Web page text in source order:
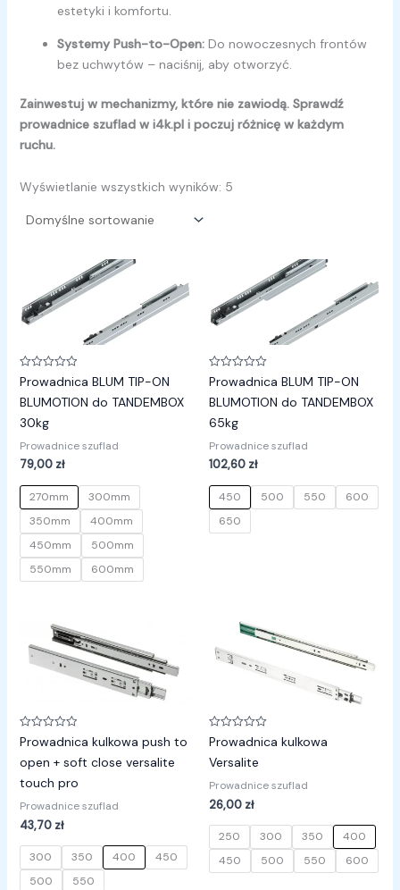
estetyki i komfortu.
Systemy Push-to-Open:Do nowoczesnych frontów
bez uchwytów – naciśnij, aby otworzyć.
Zainwestuj w mechanizmy, które nie zawiodą. Sprawdź
prowadnice szuflad w i4k.pl i poczuj różnicę w każdym
ruchu.
Wyświetlanie wszystkich wyników: 5
Oceniono
0
na
5
Prowadnica BLUM TIP-ON
BLUMOTION do TANDEMBOX
30kg
Prowadnice szuflad
79,00 zł
270mm
300mm
350mm
400mm
450mm
500mm
550mm
600mm
Oceniono
0
na
5
Prowadnica BLUM TIP-ON
BLUMOTION do TANDEMBOX
65kg
Prowadnice szuflad
102,60 zł
450 500 550
600
650
Oceniono
0
na
5
Prowadnica kulkowa push to
open + soft close versalite
touch pro
Prowadnice szuflad
43,70 zł
300 350 400
450
500
550
Oceniono
0
na
5
Prowadnica kulkowa
Versalite
Prowadnice szuflad
26,00 zł
250 300 350
400
450
500 550 600